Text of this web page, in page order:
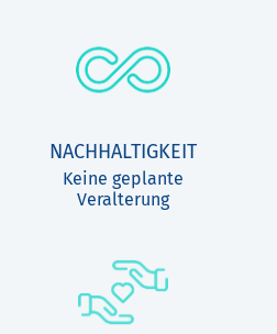
NACHHALTIGKEIT
Keine geplante
Veralterung